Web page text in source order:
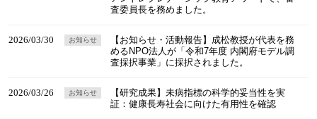
査委員長を務めました。
2026/03/30
【お知らせ・活動報告】成松教授が代表を務
めるNPO法人が「令和7年度 内閣府モデル調
査採択事業」に採択されました。
お知らせ
2026/03/26
【研究成果】未病指標の科学的妥当性を実
証：健康長寿社会に向けた有用性を確認
お知らせ